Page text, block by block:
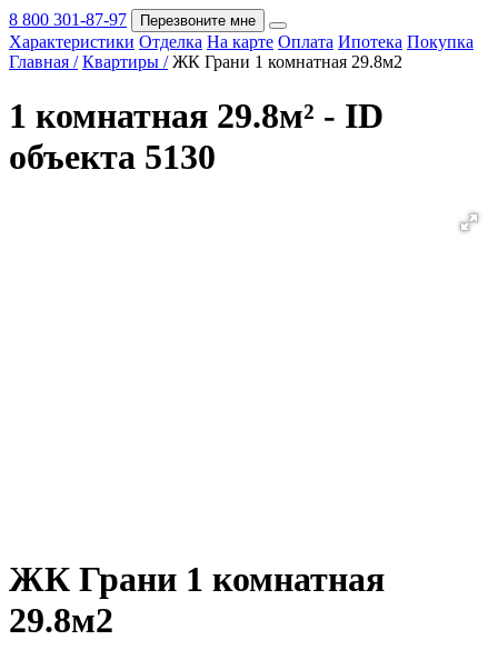
Покупка
8 800 301-87-97 Перезвоните мне
Характеристики Отделка На карте Оплата Ипотека Покупка
Главная / Квартиры / ЖК Грани 1 комнатная 29.8м2
1 комнатная 29.8м² - ID
объекта 5130
ЖК Грани 1 комнатная
29.8м2